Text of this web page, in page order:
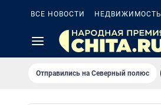
ВСЕ НОВОСТИ НЕДВИЖИМОСТЬ
Отправились на Северный полюс